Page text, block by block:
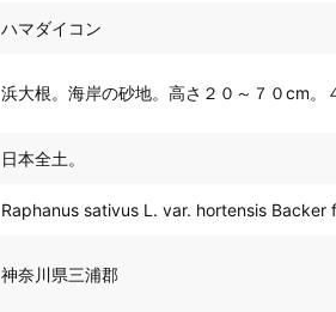
ハマダイコン
浜大根。海岸の砂地。高さ２０～７０cm。
日本全土。
Raphanus sativus L. var. hortensis
神奈川県三浦郡